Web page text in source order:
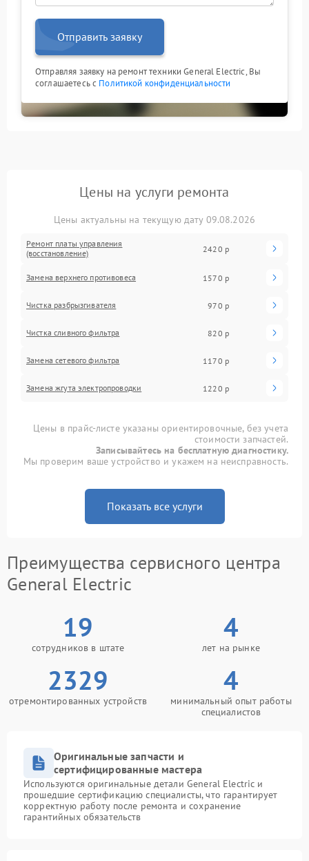
Отправить заявку
Отправляя заявку на ремонт техники General Electric, Вы
соглашаетесь с Политикой конфиденциальности
Цены на услуги ремонта
Цены актуальны на текущую дату 09.08.2026
Ремонт платы управления
(восстановление)
2420 р
Замена верхнего противовеса 1570 р
Чистка разбрызгивателя 970 р
Чистка сливного фильтра 820 р
Замена сетевого фильтра 1170 р
Замена жгута электропроводки 1220 р
Цены в прайс-листе указаны ориентировочные, без учета
стоимости запчастей.
Записывайтесь на бесплатную диагностику.
Мы проверим ваше устройство и укажем на неисправность.
Показать все услуги
Преимущества сервисного центра
General Electric
19
сотрудников в штате
4
лет на рынке
2329
отремонтированных устройств
4
минимальный опыт работы
специалистов
Оригинальные запчасти и
сертифицированные мастера
Используются оригинальные детали General Electric и
прошедшие сертификацию специалисты, что гарантирует
корректную работу после ремонта и сохранение
гарантийных обязательств